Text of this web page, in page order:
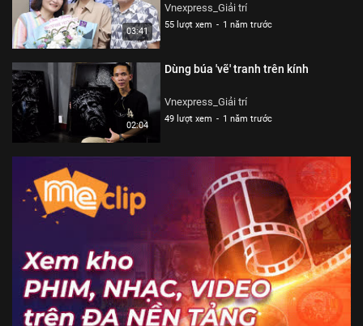
03:41
Vnexpress_Giải trí
55 lượt xem - 1 năm trước
02:04
Dùng búa 'vẽ' tranh trên kính
Vnexpress_Giải trí
49 lượt xem - 1 năm trước